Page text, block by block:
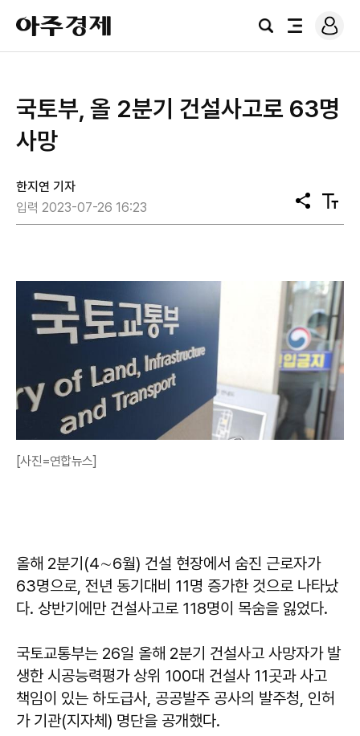
아
주
경
검
전
로
그
국토부, 올 2분기 건설사고로 63명
사망
한지연 기자
입력 2023-07-26 16:23
공
유
텍
스
[사진=연합뉴스]
올해 2분기(4∼6월) 건설 현장에서 숨진 근로자가
63명으로, 전년 동기대비 11명 증가한 것으로 나타났
다. 상반기에만 건설사고로 118명이 목숨을 잃었다.
국토교통부는 26일 올해 2분기 건설사고 사망자가 발
생한 시공능력평가 상위 100대 건설사 11곳과 사고
책임이 있는 하도급사, 공공발주 공사의 발주청, 인허
가 기관(지자체) 명단을 공개했다.